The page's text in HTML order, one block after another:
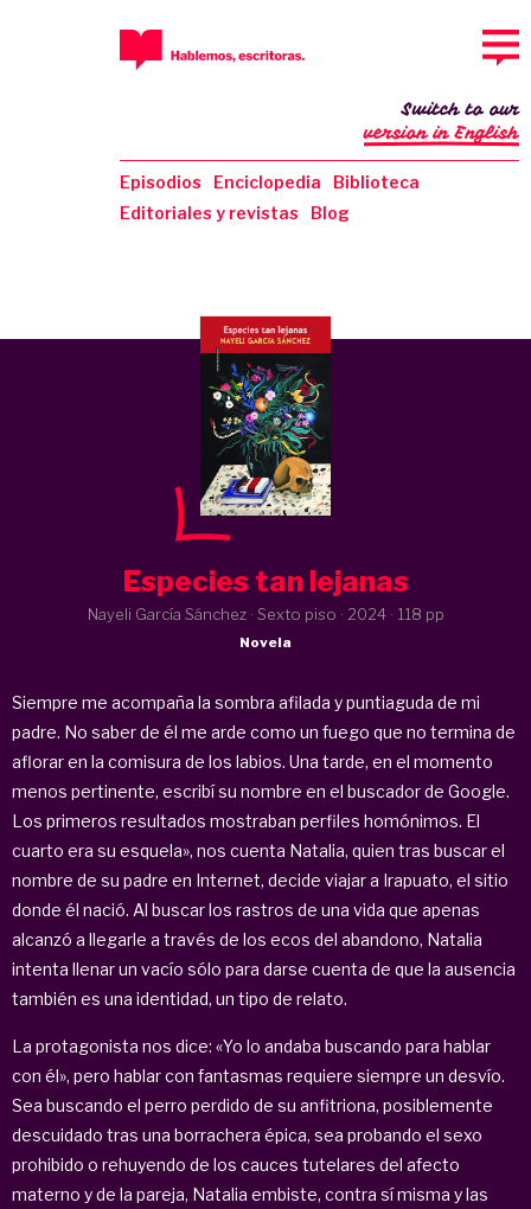
Episodios Enciclopedia
Biblioteca
Editoriales y revistas
Blog
Switch to our
version in English
Especies tan lejanas
Nayeli García Sánchez · Sexto piso · 2024· 118 pp
Novela
Siempre me acompaña la sombra afilada y puntiaguda de mi
padre. No saber de él me arde como un fuego que no termina de
aflorar en la comisura de los labios. Una tarde, en el momento
menos pertinente, escribí su nombre en el buscador de Google.
Los primeros resultados mostraban perfiles homónimos. El
cuarto era su esquela», nos cuenta Natalia, quien tras buscar el
nombre de su padre en Internet, decide viajar a Irapuato, el sitio
donde él nació. Al buscar los rastros de una vida que apenas
alcanzó a llegarle a través de los ecos del abandono, Natalia
intenta llenar un vacío sólo para darse cuenta de que la ausencia
también es una identidad, un tipo de relato.
La protagonista nos dice: «Yo lo andaba buscando para hablar
con él», pero hablar con fantasmas requiere siempre un desvío.
Sea buscando el perro perdido de su anfitriona, posiblemente
descuidado tras una borrachera épica, sea probando el sexo
prohibido o rehuyendo de los cauces tutelares del afecto
materno y de la pareja, Natalia embiste, contra sí misma y las